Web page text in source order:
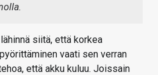
siitä, että korkea
vaati sen verran
että akku kuluu. Joissain